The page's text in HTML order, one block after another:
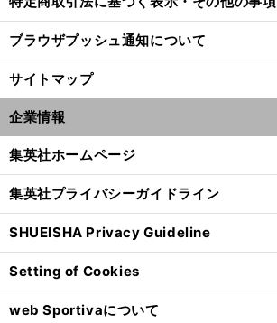
ブラウザプッシュ通知について
サイトマップ
企業情報
集英社ホームページ
集英社プライバシーガイドライン
SHUEISHA Privacy Guideline
Setting of Cookies
web Sportivaについて